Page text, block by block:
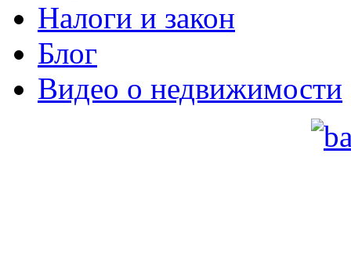
Налоги и закон
Блог
Видео о недвижимости